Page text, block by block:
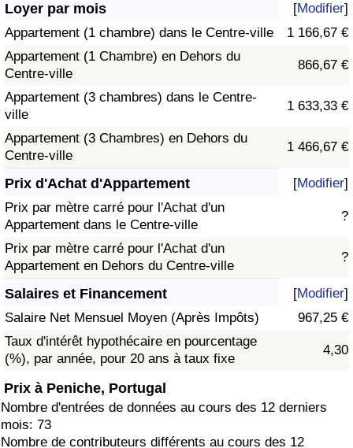
Loyer par mois [Modifier]
Appartement (1 chambre) dans le Centre-ville
1 166,67 €
Appartement (1 Chambre) en Dehors du
Centre-ville
866,67 €
Appartement (3 chambres) dans le Centre-
ville
1 633,33 €
Appartement (3 Chambres) en Dehors du
Centre-ville
1 466,67 €
Prix d'Achat d'Appartement [Modifier]
Prix par mètre carré pour l'Achat d'un
Appartement dans le Centre-ville
?
Prix par mètre carré pour l'Achat d'un
Appartement en Dehors du Centre-ville
?
Salaires et Financement [Modifier]
Salaire Net Mensuel Moyen (Après Impôts)
967,25 €
Taux d'intérêt hypothécaire en pourcentage
(%), par année, pour 20 ans à taux fixe
4,30
Prix à Peniche, Portugal
Nombre d'entrées de données au cours des 12 derniers
mois: 73
Nombre de contributeurs différents au cours des 12